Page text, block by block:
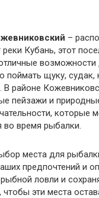
–
Кубань, этот
возможности
поймать щуку, судак,
районе
пейзажи и
которые
во время рыбалки.
места для
предпочтений и
ловли и
эти места